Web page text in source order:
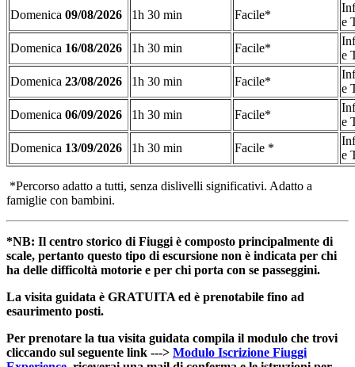
Domenica 09/08/2026 1h 30 min Facile*
e
Domenica 16/08/2026 1h 30 min Facile*
e
Domenica 23/08/2026 1h 30 min Facile*
e
Domenica 06/09/2026 1h 30 min Facile*
e
Domenica 13/09/2026 1h 30 min Facile *
e
*Percorso adatto a tutti, senza dislivelli significativi. Adatto a
famiglie con bambini.
*NB: Il centro storico di Fiuggi è composto principalmente di
scale, pertanto questo tipo di escursione non è indicata per chi
ha delle difficoltà motorie e per chi porta con se passeggini.
La visita guidata è GRATUITA ed è prenotabile fino ad
esaurimento posti.
Per prenotare la tua visita guidata compila il modulo che trovi
cliccando sul seguente link ---> Modulo Iscrizione Fiuggi